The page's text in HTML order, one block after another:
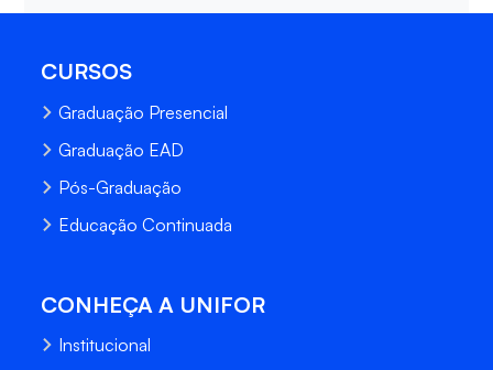
CURSOS
Graduação Presencial
Graduação EAD
Pós-Graduação
Educação Continuada
CONHEÇA A UNIFOR
Institucional